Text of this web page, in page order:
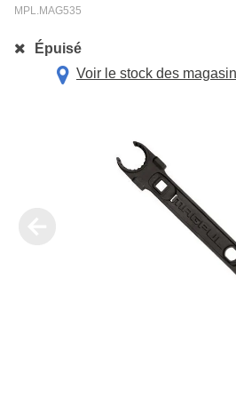
MPL.MAG535
Épuisé
Voir le stock des